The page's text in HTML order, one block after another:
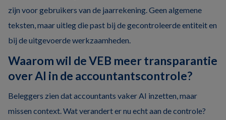
zijn voor gebruikers van de jaarrekening. Geen algemene
teksten, maar uitleg die past bij de gecontroleerde entiteit en
bij de uitgevoerde werkzaamheden.
Waarom wil de VEB meer transparantie
over AI in de accountantscontrole?
Beleggers zien dat accountants vaker AI inzetten, maar
missen context. Wat verandert er nu echt aan de controle?